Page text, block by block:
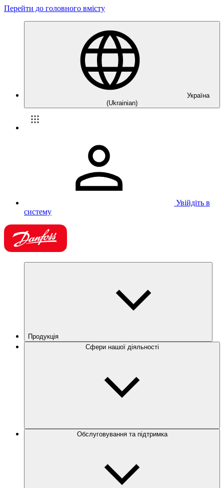
Перейти до головного вмісту
Україна
(Ukrainian)
Увійдіть в
систему
Продукція
Сфери нашої діяльності
Обслуговування та підтримка